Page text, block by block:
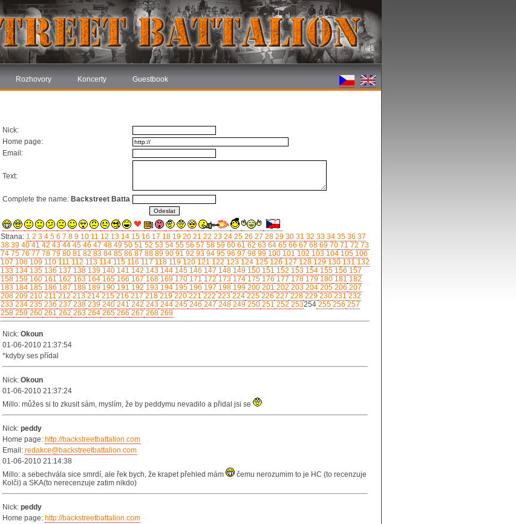
Rozhovory Koncerty Guestbook
Nick:
Home page:
Email:
Text:
Complete the name: Backstreet Batta
Strana: 1 2 3 4 5 6 7 8 9 10 11 12 13 14 15 16 17 18 19 20 21 22 23 24 25 26 27 28 29 30 31 32 33 34 35 36 37
38 39 40 41 42 43 44 45 46 47 48 49 50 51 52 53 54 55 56 57 58 59 60 61 62 63 64 65 66 67 68 69 70 71 72 73
74 75 76 77 78 79 80 81 82 83 84 85 86 87 88 89 90 91 92 93 94 95 96 97 98 99 100 101 102 103 104 105 106
107 108 109 110 111 112 113 114 115 116 117 118 119 120 121 122 123 124 125 126 127 128 129 130 131 132
133 134 135 136 137 138 139 140 141 142 143 144 145 146 147 148 149 150 151 152 153 154 155 156 157
158 159 160 161 162 163 164 165 166 167 168 169 170 171 172 173 174 175 176 177 178 179 180 181 182
183 184 185 186 187 188 189 190 191 192 193 194 195 196 197 198 199 200 201 202 203 204 205 206 207
208 209 210 211 212 213 214 215 216 217 218 219 220 221 222 223 224 225 226 227 228 229 230 231 232
233 234 235 236 237 238 239 240 241 242 243 244 245 246 247 248 249 250 251 252 253254 255 256 257
258 259 260 261 262 263 264 265 266 267 268 269
Nick: Okoun
01-06-2010 21:37:54
*kdyby ses přídal
Nick: Okoun
01-06-2010 21:37:24
Millo: můžes si to zkusit sám, myslím, že by peddymu nevadilo a přidal jsi se
Nick: peddy
Home page: http://backstreetbattalion.com
Email: redakce@backstreetbattalion.com
01-06-2010 21:14:38
Millo: a sebechvála sice smrdí, ale řek bych, že krapet přehled mám
čemu nerozumim to je HC (to recenzuje
Kolči) a SKA(to nerecenzuje zatim nikdo)
Nick: peddy
Home page: http://backstreetbattalion.com